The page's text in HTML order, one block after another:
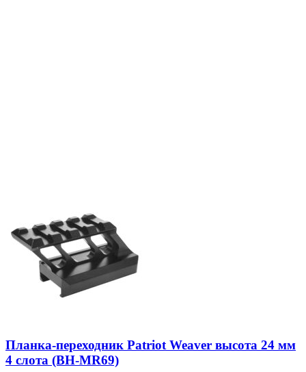
Планка-переходник Patriot Weaver высота 24 мм
4 слота (BH-MR69)